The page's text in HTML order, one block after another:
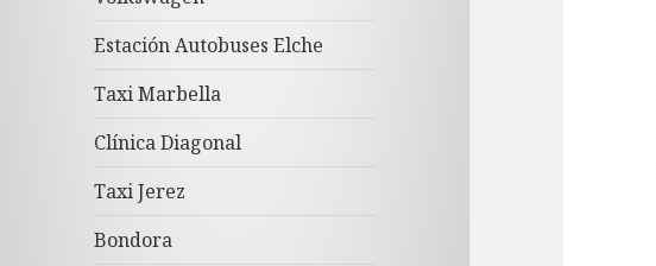
Estación Autobuses Elche
Taxi Marbella
Clínica Diagonal
Taxi Jerez
Bondora